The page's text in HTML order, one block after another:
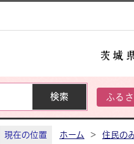
公式チャンネル
ふる
現在の位置 ホーム > 住民の